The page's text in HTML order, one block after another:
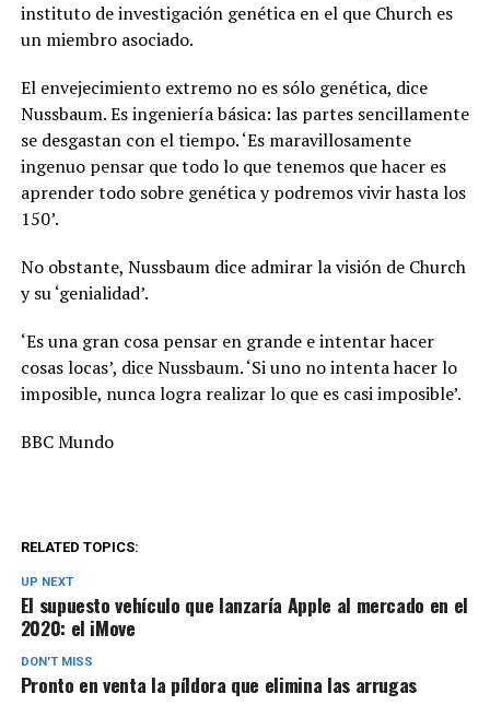
instituto de investigación genética en el que Church es
un miembro asociado.
El envejecimiento extremo no es sólo genética, dice
Nussbaum. Es ingeniería básica: las partes sencillamente
se desgastan con el tiempo. ‘Es maravillosamente
ingenuo pensar que todo lo que tenemos que hacer es
aprender todo sobre genética y podremos vivir hasta los
150’.
No obstante, Nussbaum dice admirar la visión de Church
y su ‘genialidad’.
‘Es una gran cosa pensar en grande e intentar hacer
cosas locas’, dice Nussbaum. ‘Si uno no intenta hacer lo
imposible, nunca logra realizar lo que es casi imposible’.
BBC Mundo
RELATED TOPICS:
UP NEXT
El supuesto vehículo que lanzaría Apple al mercado en el
2020: el iMove
DON'T MISS
Pronto en venta la píldora que elimina las arrugas